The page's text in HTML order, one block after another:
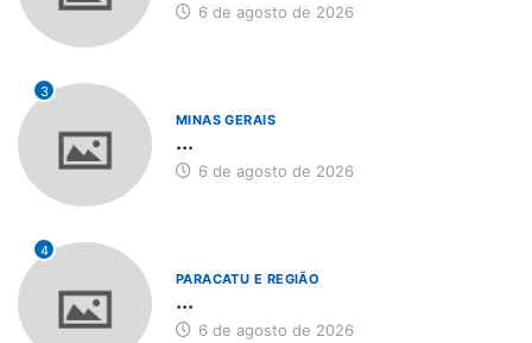
6 de agosto de 2026
3
MINAS GERAIS
...
6 de agosto de 2026
4
PARACATU E REGIÃO
...
6 de agosto de 2026